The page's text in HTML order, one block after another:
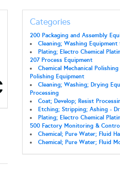
Categories
200 Packaging and Assembly
Cleaning; Washing
Plating; Electro Chemical
207 Process Equipment
Chemical Mechanical
Polishing Equipment
Cleaning; Washing; Drying
Processing
Coat; Develop; Resist
Etching; Stripping; Ashing -
Plating; Electro Chemical
500 Factory Monitoring &
Chemical; Pure Water; Fluid
Chemical; Pure Water; Fluid